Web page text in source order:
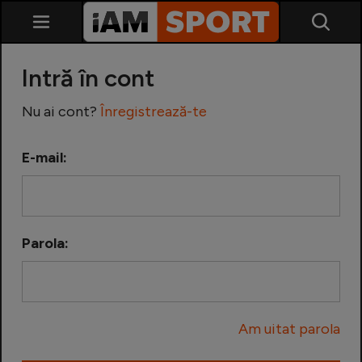
Echipa Națională
Intră în cont
Nu ai cont? Înregistrează-te
E-mail:
Parola:
Am uitat parola